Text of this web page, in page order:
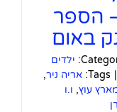
הספר
באום
ילדים
|
Tags: אריה ניר,
עוץ, ו.ו